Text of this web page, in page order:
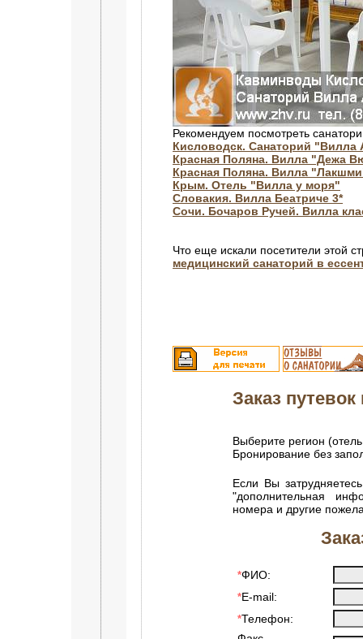
Рекомендуем посмотреть
Кисловодск. Санаторий "Вилла
Красная Поляна. Вилла "Дежа
Красная Поляна. Вилла
Крым. Отель "Вилла у моря"
Словакия. Вилла Беатриче 3*
Сочи. Бочаров Ручей. Вилла
Что еще искали посетители этой
медицинский санаторий в
Заказ путевок
Выберите регион
Бронирование без
Если Вы
"дополнительная
номера и другие
*ФИО:
*E-mail:
*Телефон: